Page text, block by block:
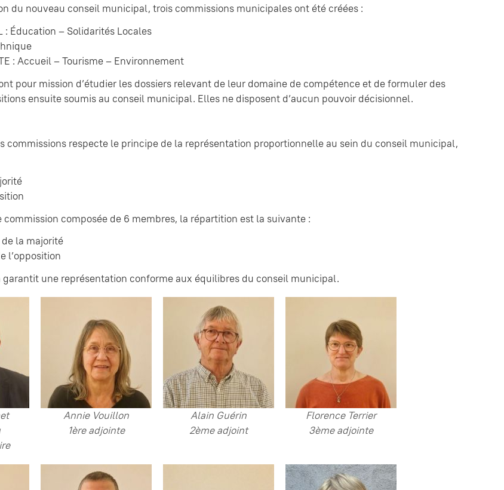
du nouveau conseil municipal, trois commissions municipales ont été créées :
: Éducation – Solidarités Locales
: Accueil – Tourisme – Environnement
pour mission d’étudier les dossiers relevant de leur domaine de compétence et de formuler des
ensuite soumis au conseil municipal. Elles ne disposent d’aucun pouvoir décisionnel.
commissions respecte le principe de la représentation proportionnelle au sein du conseil municipal,
commission composée de 6 membres, la répartition est la suivante :
la majorité
l’opposition
garantit une représentation conforme aux équilibres du conseil municipal.
Annie Vouillon
1ère adjointe
Alain Guérin
2ème adjoint
Florence Terrier
3ème adjointe